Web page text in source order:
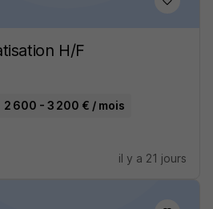
H/F
2 600 - 3 200 € / mois
il y a 21 jours